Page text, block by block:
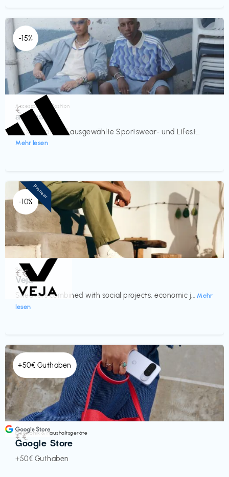
-15%
Accessoires & Fashion
adidas
-15% Rabatt auf ausgewählte Sportswear- und Lifest...
Mehr lesen
€‎
-10%
Schuhe
Veja
Sneakers combined with social projects, economic j... Mehr
lesen
€€‎
Pioneer
+50€ Guthaben
Elektronik & Haushaltsgeräte
Google Store
+50€ Guthaben
€€‎